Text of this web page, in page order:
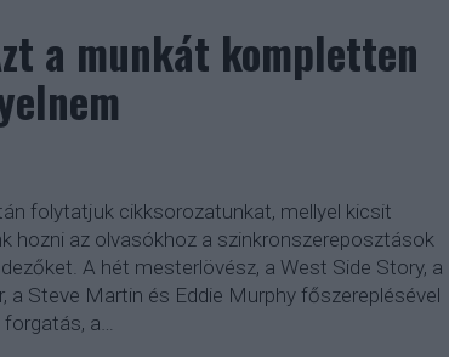
a munkát kompletten
folytatjuk cikksorozatunkat, mellyel kicsit
hozni az olvasókhoz a szinkronszereposztások
A hét mesterlövész, a West Side Story, a
a Steve Martin és Eddie Murphy főszereplésével
a…